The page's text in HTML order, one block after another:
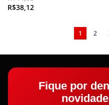
R$38,12
1 2
Fique por